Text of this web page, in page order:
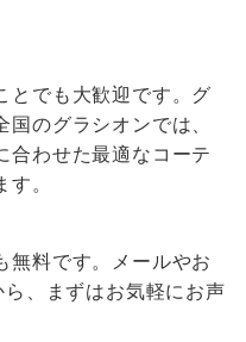
とでも大歓迎です。グ
のグラシオンでは、
合わせた最適なコーテ
。
無料です。メールやお
、まずはお気軽にお声